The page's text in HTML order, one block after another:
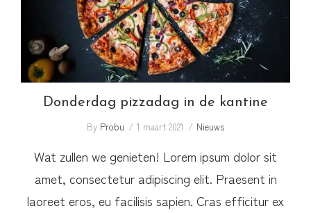
Donderdag pizzadag in de kantine
By Probu 1 maart 2021 Nieuws
Wat zullen we genieten! Lorem ipsum dolor sit
amet, consectetur adipiscing elit. Praesent in
laoreet eros, eu facilisis sapien. Cras efficitur ex